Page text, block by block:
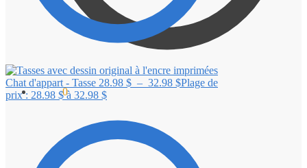
0.00$ 0
Chat d'appart - Tasse 28.98 $ – 32.98 $Plage de
prix : 28.98 $ à 32.98 $